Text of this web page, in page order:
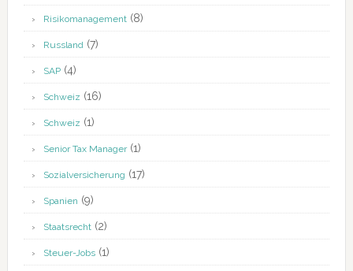
Risikomanagement(8)
Russland(7)
SAP(4)
Schweiz (16)
Schweiz (1)
Senior Tax Manager(1)
Sozialversicherung (17)
Spanien (9)
Staatsrecht(2)
Steuer-Jobs(1)